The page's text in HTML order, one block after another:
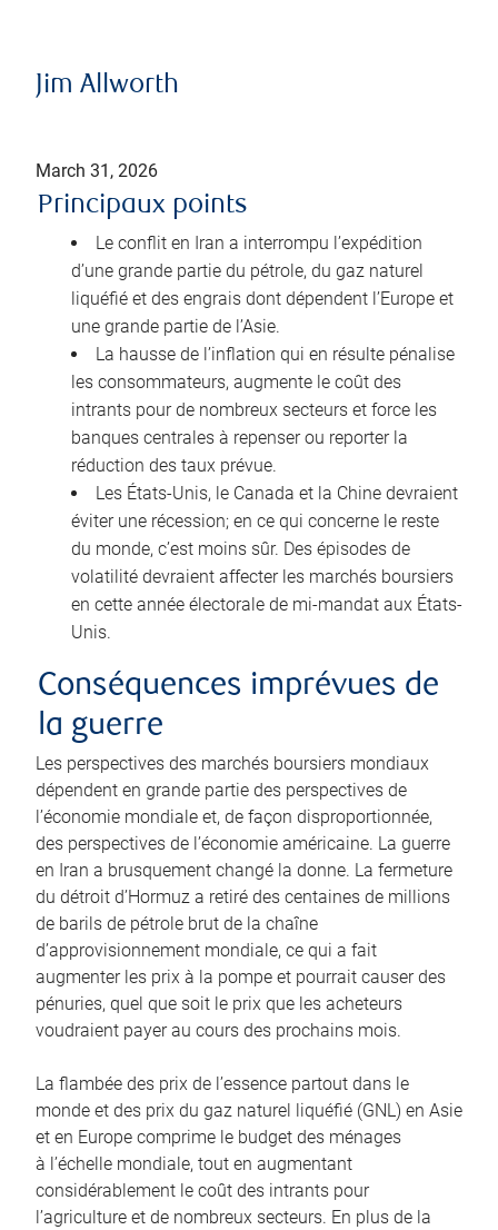
Jim Allworth
March 31, 2026
Principaux points
Le conflit en Iran a interrompu l’expédition
d’une grande partie du pétrole, du gaz naturel
liquéfié et des engrais dont dépendent l’Europe et
une grande partie de l’Asie.
La hausse de l’inflation qui en résulte pénalise
les consommateurs, augmente le coût des
intrants pour de nombreux secteurs et force les
banques centrales à repenser ou reporter la
réduction des taux prévue.
Les États-Unis, le Canada et la Chine devraient
éviter une récession; en ce qui concerne le reste
du monde, c’est moins sûr. Des épisodes de
volatilité devraient affecter les marchés boursiers
en cette année électorale de mi-mandat aux États-
Unis.
Conséquences imprévues de
la guerre
Les perspectives des marchés boursiers mondiaux
dépendent en grande partie des perspectives de
l’économie mondiale et, de façon disproportionnée,
des perspectives de l’économie américaine. La guerre
en Iran a brusquement changé la donne. La fermeture
du détroit d’Hormuz a retiré des centaines de millions
de barils de pétrole brut de la chaîne
d’approvisionnement mondiale, ce qui a fait
augmenter les prix à la pompe et pourrait causer des
pénuries, quel que soit le prix que les acheteurs
voudraient payer au cours des prochains mois.
La flambée des prix de l’essence partout dans le
monde et des prix du gaz naturel liquéfié (GNL) en Asie
et en Europe comprime le budget des ménages
à l’échelle mondiale, tout en augmentant
considérablement le coût des intrants pour
l’agriculture et de nombreux secteurs. En plus de la